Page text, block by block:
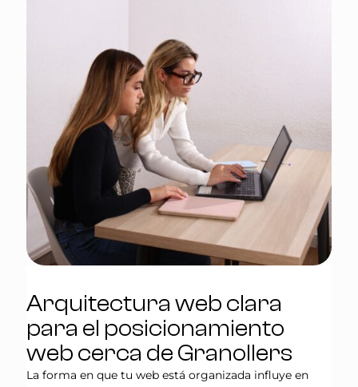
Arquitectura web clara
para el posicionamiento
web cerca de Granollers
La forma en que tu web está organizada influye en